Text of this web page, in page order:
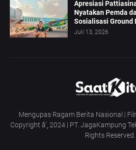
Apresiasi
Nyatakan Pemda
Sosialisasi Ground
Juli 13, 2026
Mengupas Ragam Berita Nasional |
Copyright â’¸ 2024 | PT. JagaKampung
Rights Reserved.